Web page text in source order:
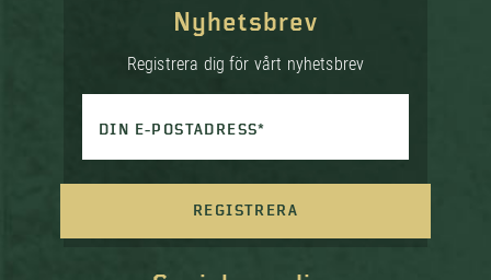
Nyhetsbrev
Registrera dig för vårt nyhetsbrev
DIN E-POSTADRESS*
REGISTRERA